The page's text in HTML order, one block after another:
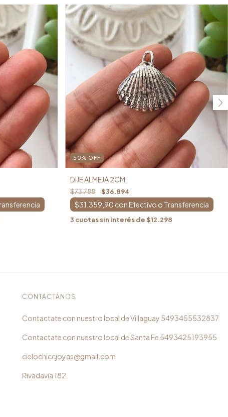
50% OFF
DIJE ALMEJA 2CM
$73.788 $36.894
$31.359,90 con
3 cuotas sin interés de$12.298
CONTACTÁNOS
5493455532837
5493425193955
cielochiccjoyas@gmail.com
Rivadavia 182